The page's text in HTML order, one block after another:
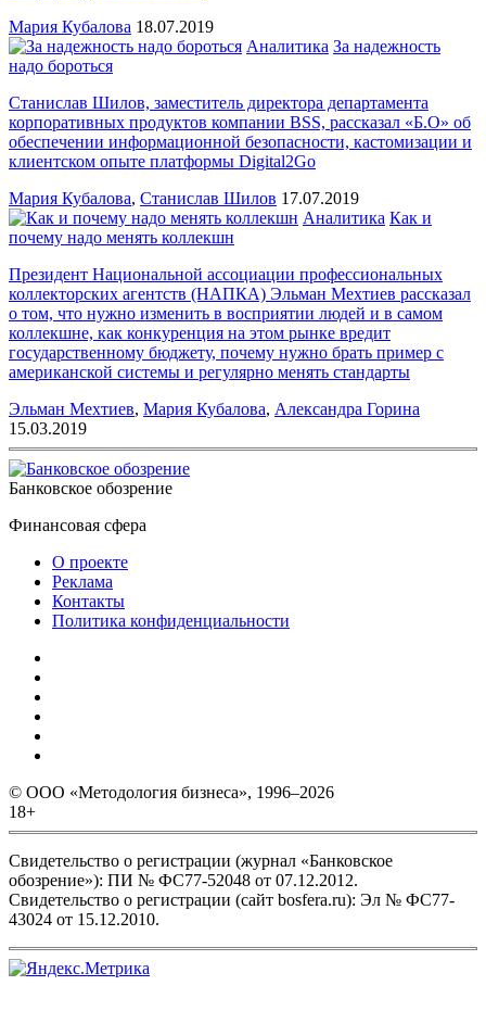
Мария Кубалова 18.07.2019
Аналитика За надежность
надо бороться
Станислав Шилов, заместитель директора департамента
корпоративных продуктов компании BSS, рассказал «Б.О» об
обеспечении информационной безопасности, кастомизации и
клиентском опыте платформы Digital2Go
Мария Кубалова, Станислав Шилов 17.07.2019
Аналитика Как и
почему надо менять коллекшн
Президент Национальной ассоциации профессиональных
коллекторских агентств (НАПКА) Эльман Мехтиев рассказал
о том, что нужно изменить в восприятии людей и в самом
коллекшне, как конкуренция на этом рынке вредит
государственному бюджету, почему нужно брать пример с
американской системы и регулярно менять стандарты
Эльман Мехтиев, Мария Кубалова, Александра Горина
15.03.2019
Банковское обозрение
Финансовая сфера
О проекте
Реклама
Контакты
Политика конфиденциальности
© ООО «Методология бизнеса», 1996–2026
18+
Свидетельство о регистрации (журнал «Банковское
обозрение»): ПИ № ФС77-52048 от 07.12.2012.
Свидетельство о регистрации (сайт bosfera.ru): Эл № ФС77-
43024 от 15.12.2010.